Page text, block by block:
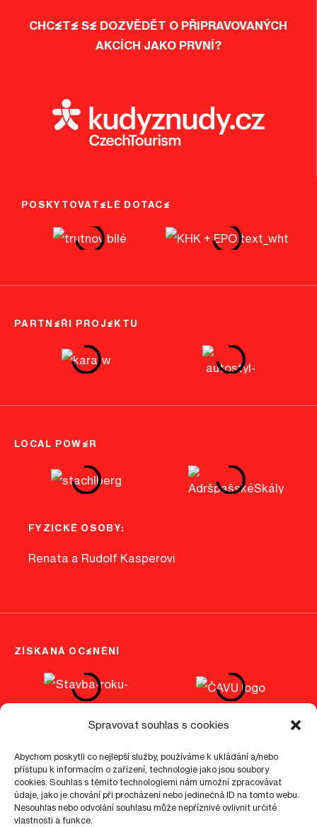
Spravovat souhlas s cookies
Abychom poskytli co nejlepší služby, používáme k ukládání a/nebo
přístupu k informacím o zařízení, technologie jako jsou soubory
cookies. Souhlas s těmito technologiemi nám umožní zpracovávat
údaje, jako je chování při procházení nebo jedinečná ID na tomto webu.
Nesouhlas nebo odvolání souhlasu může nepříznivě ovlivnit určité
vlastnosti a funkce.
CHCETE SE DOZVĚDĚT O PŘIPRAVOVANÝCH
AKCÍCH JAKO PRVNÍ?
POSKYTOVATELÉ DOTACE
PARTNEŘI PROJEKTU
LOCAL POWER
FYZICKÉ OSOBY:
Renata a Rudolf Kasperovi
ZÍSKANÁ OCENĚNÍ
©2026 epo1.cz
Nastavení cookies Zásady ochrany osobních údajů